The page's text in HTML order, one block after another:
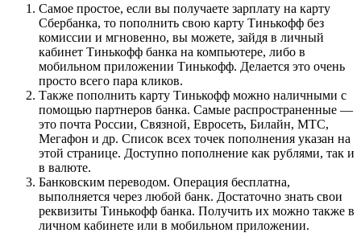
Самое простое, если вы получаете зарплату на карту
Сбербанка, то пополнить свою карту Тинькофф без
комиссии и мгновенно, вы можете, зайдя в личный
кабинет Тинькофф банка на компьютере, либо в
мобильном приложении Тинькофф. Делается это очень
просто всего пара кликов.
Также пополнить карту Тинькофф можно наличными с
помощью партнеров банка. Самые распространенные —
это почта России, Связной, Евросеть, Билайн, МТС,
Мегафон и др. Список всех точек пополнения указан на
этой странице. Доступно пополнение как рублями, так и
в валюте.
Банковским переводом. Операция бесплатна,
выполняется через любой банк. Достаточно знать свои
реквизиты Тинькофф банка. Получить их можно также в
личном кабинете или в мобильном приложении.